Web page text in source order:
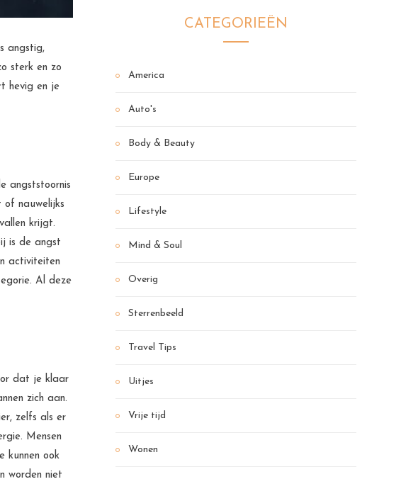
angstig,
sterk en zo
hevig en je
angststoornis
of nauwelijks
krijgt.
is de angst
activiteiten
Al deze
dat je klaar
zich aan.
zelfs als er
Mensen
kunnen ook
worden niet
CATEGORIEËN
America
Auto's
Body & Beauty
Europe
Lifestyle
Mind & Soul
Overig
Sterrenbeeld
Travel Tips
Uitjes
Vrije tijd
Wonen